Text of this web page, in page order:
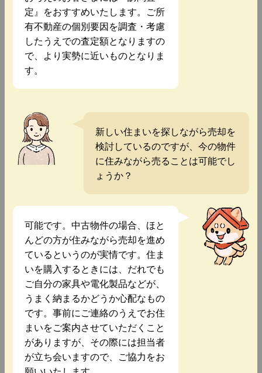
定』をおすすめいたします。ご所
有不動産の個別要因を調査・考慮
したうえでの査定額となりますの
で、より実勢に近いものとなりま
す。
新しい住まいを探しながら売却を
検討しているのですが、今の物件
に住みながら売ることは可能でし
ょうか？
可能です。中古物件の場合、ほと
んどの方が住みながら売却を進め
ているというのが実情です。住ま
いを購入するときには、だれでも
ご自分の家具や電化製品などが、
うまく納まるかどうか心配なもの
です。事前にご連絡のうえでお住
まいをご案内させていただくこと
がありますが、その際には担当者
が立ち会いますので、ご協力をお